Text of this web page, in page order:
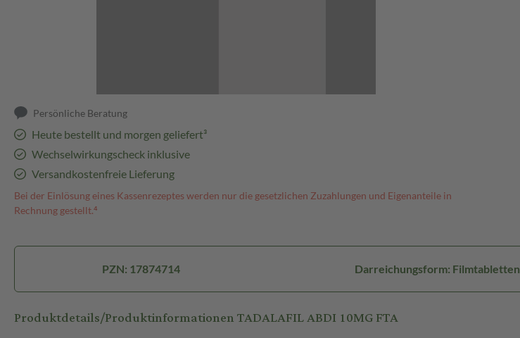
Persönliche Beratung
Heute bestellt und morgen geliefert³
Wechselwirkungscheck inklusive
Versandkostenfreie Lieferung
Bei der Einlösung eines Kassenrezeptes werden nur die gesetzlichen Zuzahlungen und Eigenanteile in
Rechnung gestellt.⁴
PZN: 17874714 Darreichungsform: Filmtabletten
Produktdetails/Produktinformationen TADALAFIL ABDI 10MG FTA